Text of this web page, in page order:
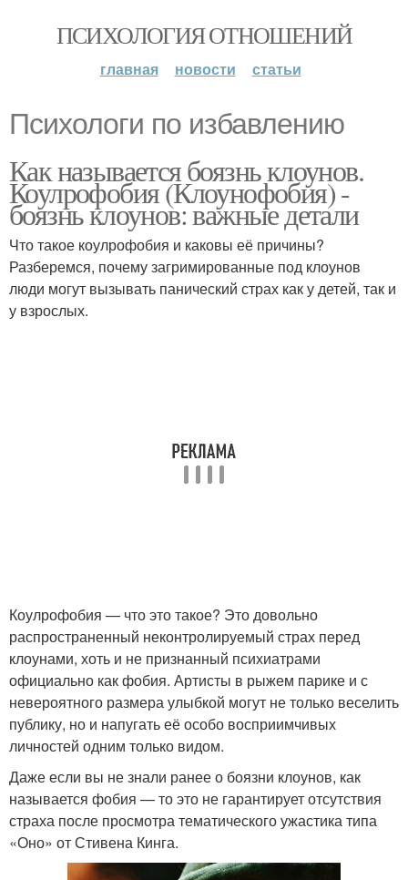
ПСИХОЛОГИЯ ОТНОШЕНИЙ
главная новости статьи
Психологи по избавлению
Как называется боязнь клоунов.
Коулрофобия (Клоунофобия) -
боязнь клоунов: важные детали
Что такое коулрофобия и каковы её причины?
Разберемся, почему загримированные под клоунов
люди могут вызывать панический страх как у детей, так и
у взрослых.
Коулрофобия — что это такое? Это довольно
распространенный неконтролируемый страх перед
клоунами, хоть и не признанный психиатрами
официально как фобия. Артисты в рыжем парике и с
невероятного размера улыбкой могут не только веселить
публику, но и напугать её особо восприимчивых
личностей одним только видом.
Даже если вы не знали ранее о боязни клоунов, как
называется фобия — то это не гарантирует отсутствия
страха после просмотра тематического ужастика типа
«Оно» от Стивена Кинга.